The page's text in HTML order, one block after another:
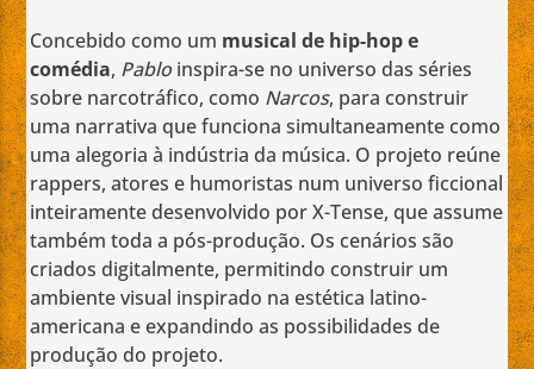
Concebido como um musical de hip-hop e
comédia, Pablo inspira-se no universo das séries
sobre narcotráfico, como Narcos, para construir
uma narrativa que funciona simultaneamente como
uma alegoria à indústria da música. O projeto reúne
rappers, atores e humoristas num universo ficcional
inteiramente desenvolvido por X-Tense, que assume
também toda a pós-produção. Os cenários são
criados digitalmente, permitindo construir um
ambiente visual inspirado na estética latino-
americana e expandindo as possibilidades de
produção do projeto.